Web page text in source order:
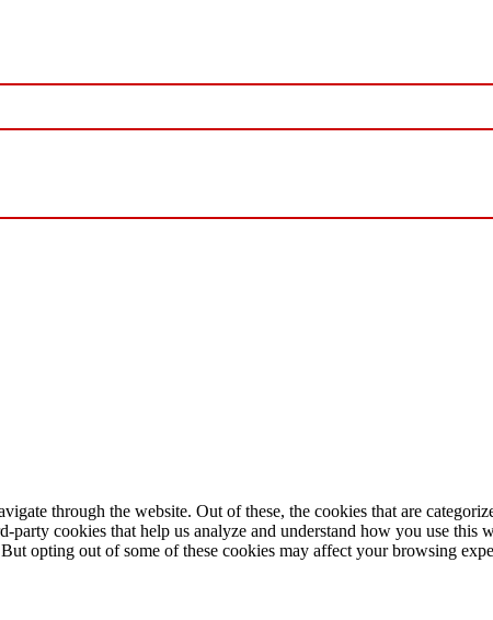
through the website. Out of these, the cookies that are
cookies that help us analyze and understand how you use
opting out of some of these cookies may affect your browsing